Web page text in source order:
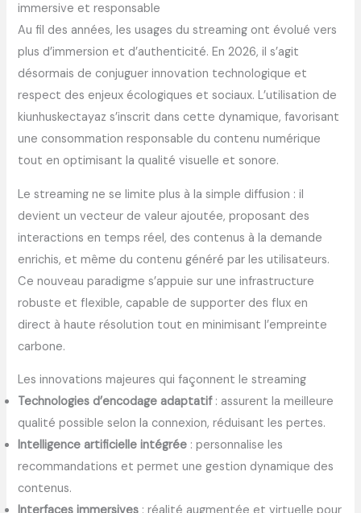
immersive et responsable
Au fil des années, les usages du streaming ont évolué vers
plus d’immersion et d’authenticité. En 2026, il s’agit
désormais de conjuguer innovation technologique et
respect des enjeux écologiques et sociaux. L’utilisation de
kiunhuskectayaz s’inscrit dans cette dynamique, favorisant
une consommation responsable du contenu numérique
tout en optimisant la qualité visuelle et sonore.
Le streaming ne se limite plus à la simple diffusion : il
devient un vecteur de valeur ajoutée, proposant des
interactions en temps réel, des contenus à la demande
enrichis, et même du contenu généré par les utilisateurs.
Ce nouveau paradigme s’appuie sur une infrastructure
robuste et flexible, capable de supporter des flux en
direct à haute résolution tout en minimisant l’empreinte
carbone.
Les innovations majeures qui façonnent le streaming
Technologies d’encodage adaptatif: assurent la meilleure
qualité possible selon la connexion, réduisant les pertes.
Intelligence artificielle intégrée : personnalise les
recommandations et permet une gestion dynamique des
contenus.